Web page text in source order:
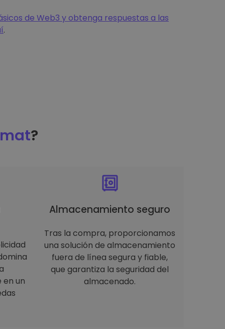
de Web3 y obtenga respuestas a las
.
?
un
Almacenamiento seguro
Tras la compra, proporcionamos
una solución de almacenamiento
fuera de línea segura y fiable,
que garantiza la seguridad del
almacenado.